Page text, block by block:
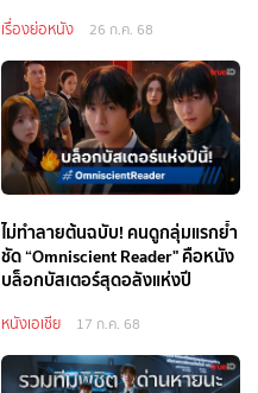
เรื่องย่อหนัง 26 ก.ค. 68
ไม่ทำลายต้นฉบับ! คนดูกลุ่มแรกย้ำ
ชัด “Omniscient Reader" คือหนัง
บล็อกบัสเตอร์สุดอลังแห่งปี
หนังเอเชีย 17 ก.ค. 68